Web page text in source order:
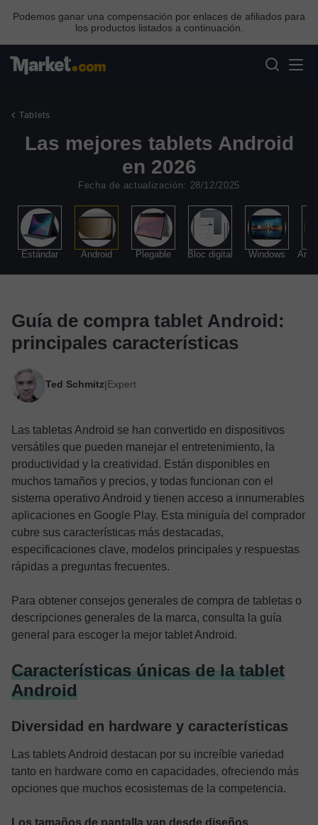
Podemos ganar una compensación por enlaces de afiliados para
los productos listados a continuación.
Tablets
Las mejores tablets Android
en 2026
Fecha de actualización: 28/12/2025
Estándar Android Plegable Bloc digital Windows
Guía de compra tablet Android:
principales características
Ted Schmitz|Expert
Las tabletas Android se han convertido en dispositivos
versátiles que pueden manejar el entretenimiento, la
productividad y la creatividad. Están disponibles en
muchos tamaños y precios, y todas funcionan con el
sistema operativo Android y tienen acceso a innumerables
aplicaciones en Google Play. Esta miniguía del comprador
cubre sus características más destacadas,
especificaciones clave, modelos principales y respuestas
rápidas a preguntas frecuentes.
Para obtener consejos generales de compra de tabletas o
descripciones generales de la marca, consulta la guía
general para escoger la mejor tablet Android.
Características únicas de la tablet
Android
Diversidad en hardware y características
Las tablets Android destacan por su increíble variedad
tanto en hardware como en capacidades, ofreciendo más
opciones que muchos ecosistemas de la competencia.
Los tamaños de pantalla van desde diseños